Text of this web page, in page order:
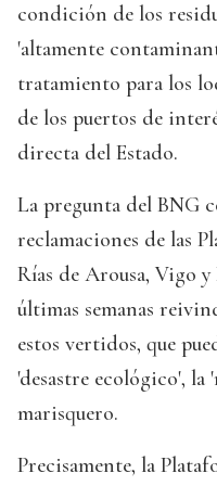
condición de los
'altamente
tratamiento para los
de los puertos de
directa del Estado.
La pregunta del BNG
reclamaciones de las
Rías de Arousa, Vigo y
últimas semanas
estos vertidos, que
'desastre ecológico', la
marisquero.
Precisamente, la